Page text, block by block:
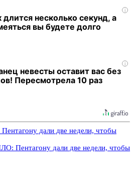
i
длится несколько секунд, а
вы будете долго
i
невесты оставит вас без
Пересмотрела 10 раз
Пентагону дали две недели, чтобы